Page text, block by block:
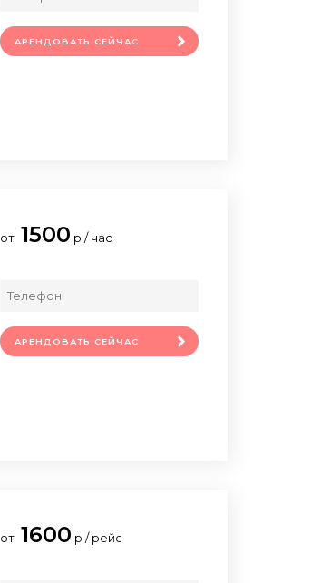
АРЕНДОВАТЬ СЕЙЧАС
от 1500 р / час
АРЕНДОВАТЬ СЕЙЧАС
от 1600 р / рейс